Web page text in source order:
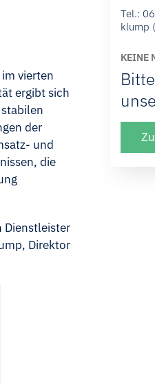
vierten
ergibt sich
der
und
die
Dienstleister
Direktor
Tel.:
klump
KEINE